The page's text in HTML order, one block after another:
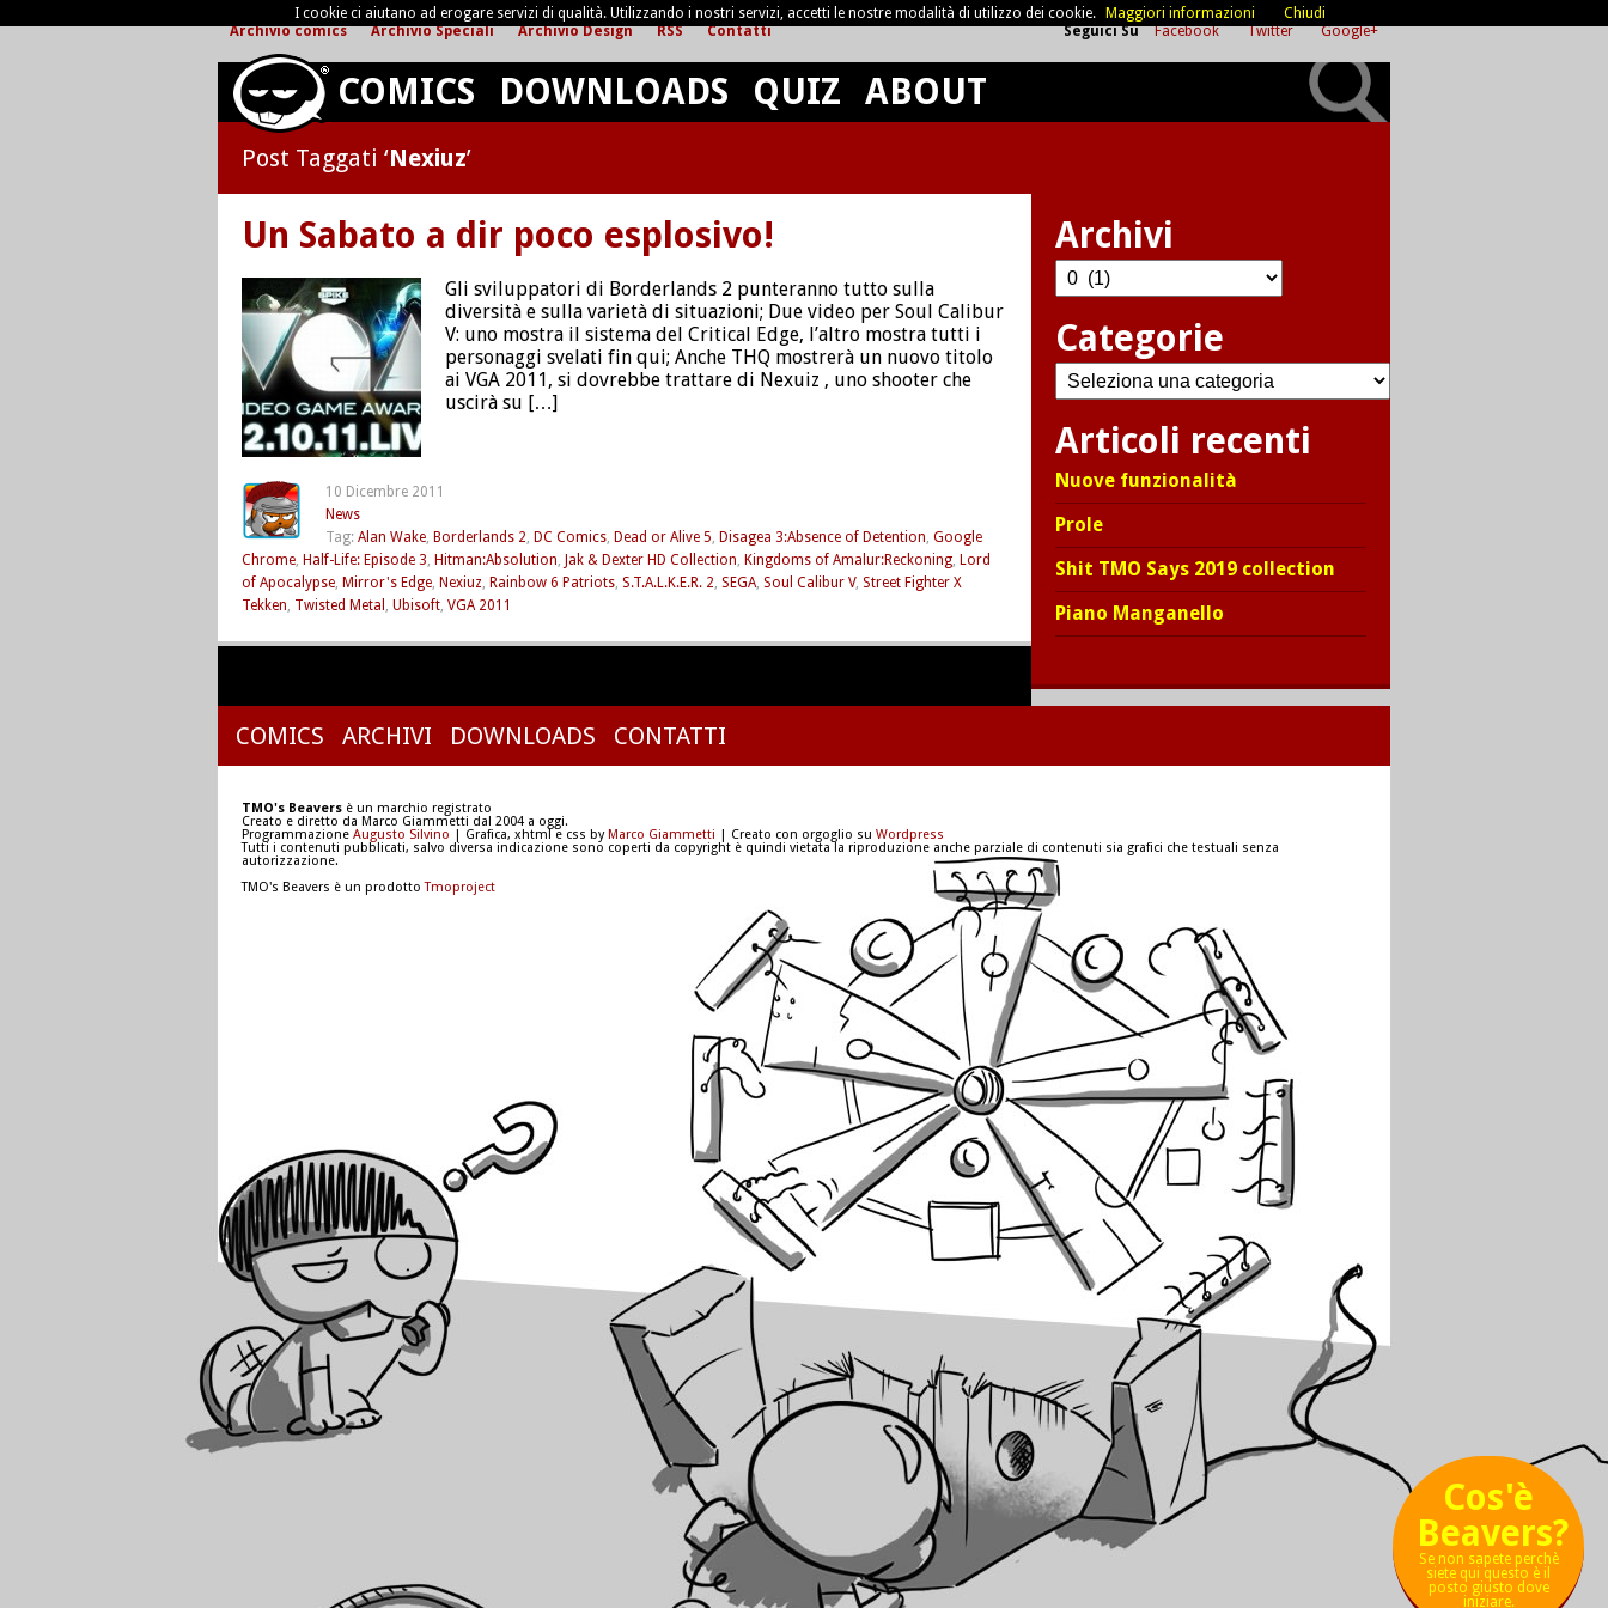
Cos'è
Beavers?
Se non sapete perchè
siete qui questo è il
posto giusto dove
iniziare.
Seguici Su Facebook Twitter Google+
Archivio comics Archivio Speciali Archivio Design RSS Contatti
COMICS DOWNLOADS QUIZ ABOUT
Post Taggati ‘Nexiuz’
Un Sabato a dir poco esplosivo!
Gli sviluppatori di Borderlands 2 punteranno tutto sulla
diversità e sulla varietà di situazioni; Due video per Soul Calibur
V: uno mostra il sistema del Critical Edge, l’altro mostra tutti i
personaggi svelati fin qui; Anche THQ mostrerà un nuovo titolo
ai VGA 2011, si dovrebbe trattare di Nexuiz , uno shooter che
uscirà su […]
10 Dicembre 2011
News
Tag: Alan Wake, Borderlands 2, DC Comics, Dead or Alive 5, Disagea 3:Absence of Detention, Google
Chrome, Half-Life: Episode 3, Hitman:Absolution, Jak & Dexter HD Collection, Kingdoms of Amalur:Reckoning, Lord
of Apocalypse, Mirror's Edge, Nexiuz, Rainbow 6 Patriots, S.T.A.L.K.E.R. 2, SEGA, Soul Calibur V, Street Fighter X
Tekken, Twisted Metal , Ubisoft, VGA 2011
Archivi
Archivi
Categorie
Categorie
Articoli recenti
Nuove funzionalità
Prole
Shit TMO Says 2019 collection
Piano Manganello
COMICS ARCHIVI DOWNLOADS CONTATTI
TMO's Beavers è un marchio registrato
Creato e diretto da Marco Giammetti dal 2004 a oggi.
Programmazione Augusto Silvino | Grafica, xhtml e css byMarco Giammetti | Creato con orgoglio su Wordpress
Tutti i contenuti pubblicati, salvo diversa indicazione sono coperti da copyright è quindi vietata la riproduzione anche parziale di contenuti sia grafici che testuali senza
autorizzazione.
TMO's Beavers è un prodottoTmoproject
I cookie ci aiutano ad erogare servizi di qualità. Utilizzando i nostri servizi, accetti le nostre modalità di utilizzo dei cookie. Maggiori informazioni Chiudi